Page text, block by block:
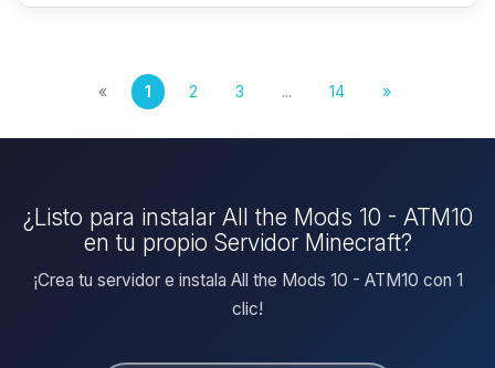
« 1 2 3 ... 14 »
¿Listo para instalar All the Mods 10 - ATM10
en tu propio Servidor Minecraft?
¡Crea tu servidor e instala All the Mods 10 - ATM10 con 1
clic!